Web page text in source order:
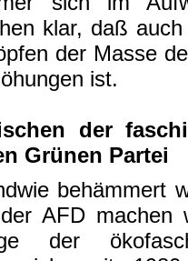
klar, daß
der Masse
ist.
der
Grünen Partei
behämmert
AFD
der